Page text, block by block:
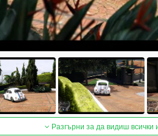
Разгърни за да видиш